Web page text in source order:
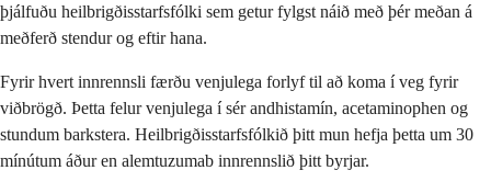
þjálfuðu heilbrigðisstarfsfólki sem getur fylgst náið með þér meðan á
meðferð stendur og eftir hana.
Fyrir hvert innrennsli færðu venjulega forlyf til að koma í veg fyrir
viðbrögð. Þetta felur venjulega í sér andhistamín, acetaminophen og
stundum barkstera. Heilbrigðisstarfsfólkið þitt mun hefja þetta um 30
mínútum áður en alemtuzumab innrennslið þitt byrjar.